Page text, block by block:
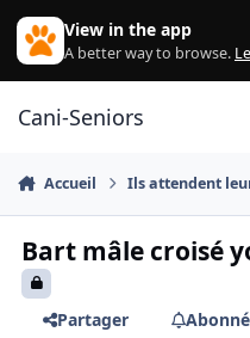
Aller au contenu
View in the app
A better way to browse.
Cani-Seniors
Accueil Ils attendent
Bart mâle croisé
Partager